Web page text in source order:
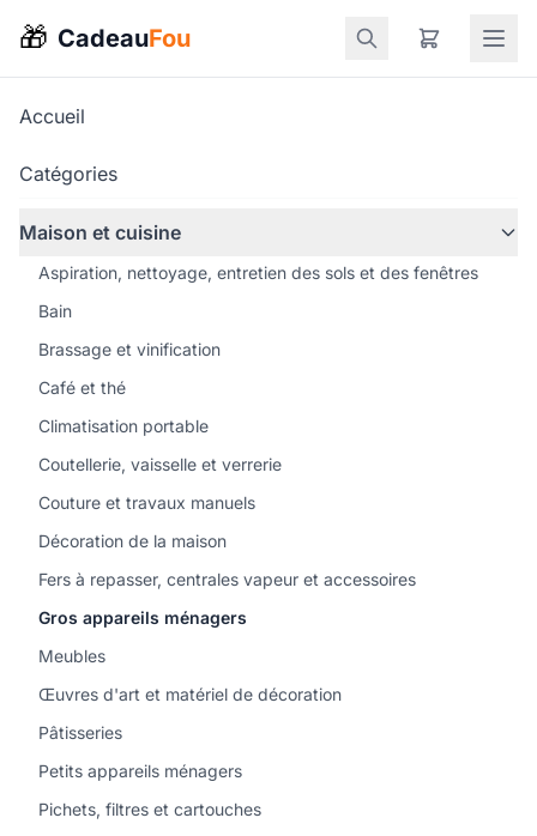
🎁 CadeauFou
Accueil
Catégories
Maison et cuisine
Aspiration, nettoyage, entretien des sols et des fenêtres
Bain
Brassage et vinification
Café et thé
Climatisation portable
Coutellerie, vaisselle et verrerie
Couture et travaux manuels
Décoration de la maison
Fers à repasser, centrales vapeur et accessoires
Gros appareils ménagers
Meubles
Œuvres d'art et matériel de décoration
Pâtisseries
Petits appareils ménagers
Pichets, filtres et cartouches